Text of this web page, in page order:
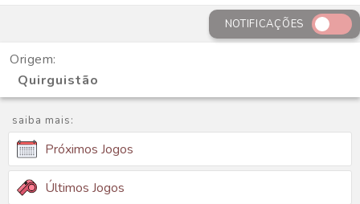
NOTIFICAÇÕES
Origem:
Quirguistão
saiba mais:
Próximos Jogos
Últimos Jogos